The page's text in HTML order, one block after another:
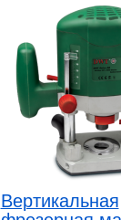
Вертикальная